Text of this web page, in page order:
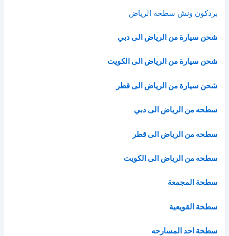
بردكون ونش سطحة الرياض
شحن سيارة من الرياض الى دبي
شحن سيارة من الرياض الى الكويت
شحن سيارة من الرياض الى قطر
سطحه من الرياض الى دبي
سطحه من الرياض الى قطر
سطحه من الرياض الى الكويت
سطحة المجمعة
سطحة القويعية
سطحة احد المسارحه